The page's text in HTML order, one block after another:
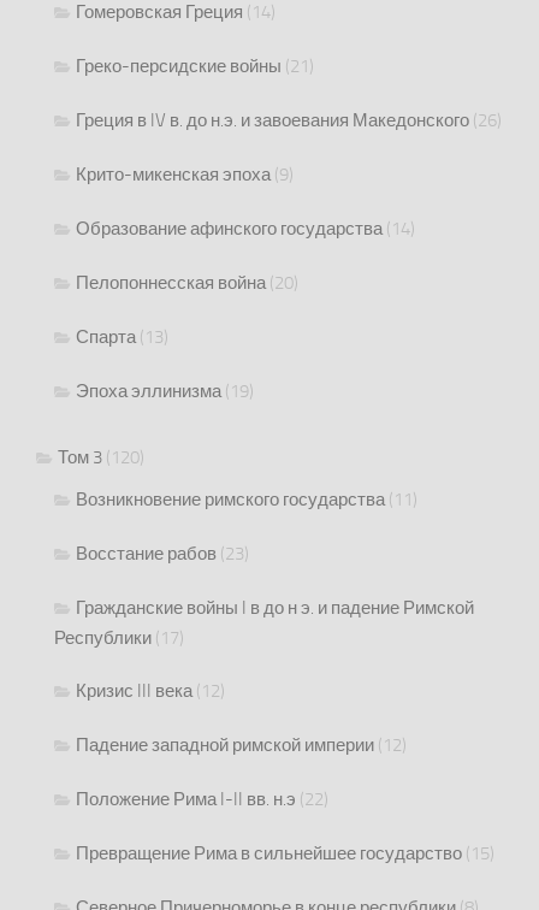
Гомеровская Греция (14)
Греко-персидские войны (21)
Греция в IV в. до н.э. и завоевания Македонского (26)
Крито-микенская эпоха(9)
Образование афинского государства(14)
Пелопоннесская война(20)
Спарта(13)
Эпоха эллинизма(19)
Том 3 (120)
Возникновение римского государства(11)
Восстание рабов (23)
Гражданские войны I в до н э. и падение Римской
Республики (17)
Кризис III века(12)
Падение западной римской империи (12)
Положение Рима I-II вв. н.э (22)
Превращение Рима в сильнейшее государство (15)